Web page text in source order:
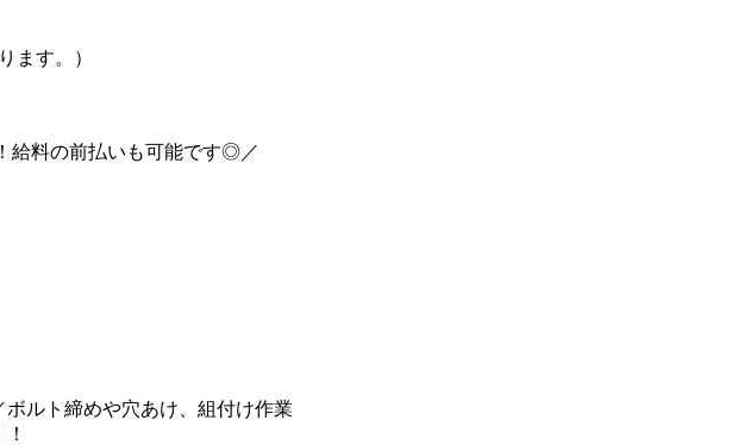
ます。）
給料の前払いも可能です◎／
ルト締めや穴あけ、組付け作業